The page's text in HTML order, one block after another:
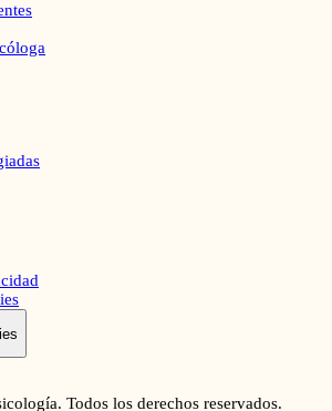
Todos los derechos reservados.